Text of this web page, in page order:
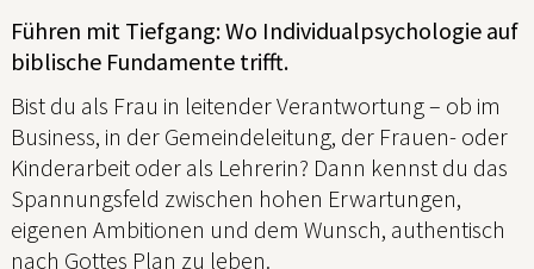
Führen mit Tiefgang: Wo Individualpsychologie auf
biblische Fundamente trifft.
Bist du als Frau in leitender Verantwortung – ob im
Business, in der Gemeindeleitung, der Frauen- oder
Kinderarbeit oder als Lehrerin? Dann kennst du das
Spannungsfeld zwischen hohen Erwartungen,
eigenen Ambitionen und dem Wunsch, authentisch
nach Gottes Plan zu leben.